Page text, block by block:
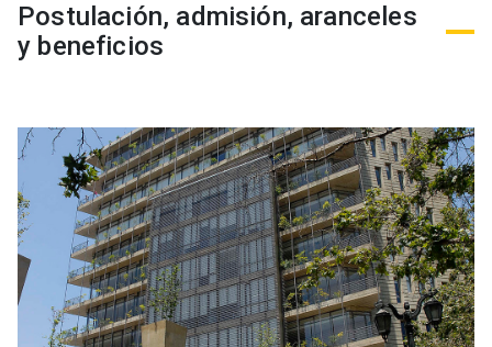
Postulación, admisión, aranceles
y beneficios